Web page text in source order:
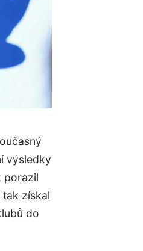
výsledky
porazil
tak získal
do